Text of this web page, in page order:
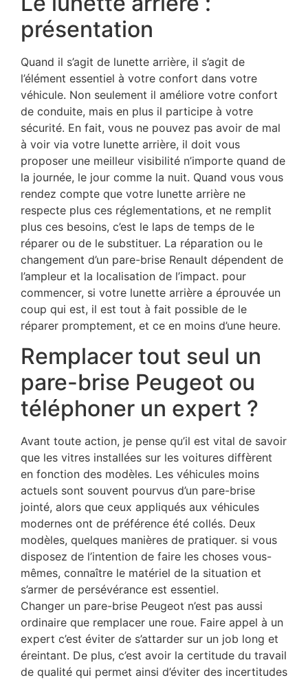
présentation
Quand il s’agit de lunette arrière, il s’agit de
l’élément essentiel à votre confort dans votre
véhicule. Non seulement il améliore votre confort
de conduite, mais en plus il participe à votre
sécurité. En fait, vous ne pouvez pas avoir de mal
à voir via votre lunette arrière, il doit vous
proposer une meilleur visibilité n’importe quand de
la journée, le jour comme la nuit. Quand vous vous
rendez compte que votre lunette arrière ne
respecte plus ces réglementations, et ne remplit
plus ces besoins, c’est le laps de temps de le
réparer ou de le substituer. La réparation ou le
changement d’un pare-brise Renault dépendent de
l’ampleur et la localisation de l’impact. pour
commencer, si votre lunette arrière a éprouvée un
coup qui est, il est tout à fait possible de le
réparer promptement, et ce en moins d’une heure.
Remplacer tout seul un
pare-brise Peugeot ou
téléphoner un expert ?
Avant toute action, je pense qu’il est vital de savoir
que les vitres installées sur les voitures diffèrent
en fonction des modèles. Les véhicules moins
actuels sont souvent pourvus d’un pare-brise
jointé, alors que ceux appliqués aux véhicules
modernes ont de préférence été collés. Deux
modèles, quelques manières de pratiquer. si vous
disposez de l’intention de faire les choses vous-
mêmes, connaître le matériel de la situation et
s’armer de persévérance est essentiel.
Changer un pare-brise Peugeot n’est pas aussi
ordinaire que remplacer une roue. Faire appel à un
expert c’est éviter de s’attarder sur un job long et
éreintant. De plus, c’est avoir la certitude du travail
de qualité qui permet ainsi d’éviter des incertitudes